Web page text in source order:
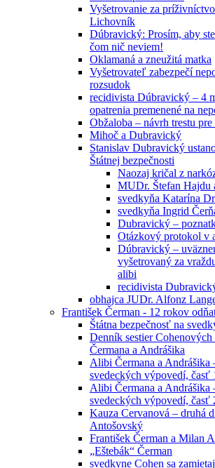
Vyšetrovanie za
Lichovník
Dúbravický: Prosím, aby
čom nič neviem!
Oklamaná a zneužitá matka
Vyšetrovateľ zabezpečí
rozsudok
recidivista Dúbravický – 4
opatrenia premenené na
Obžaloba – návrh trestu
Mihoč a Dubravický
Stanislav Dubravický
Štátnej bezpečnosti
Naozaj kričal z
MUDr. Štefan Hajdu
svedkyňa Katarína
svedkyňa Ingrid
Dubravický –
Otázkový protokol v
Dúbravický –
vyšetrovaný za
alibi
recidivista
obhajca JUDr. Alfonz
František Čerman - 12 rokov
Štátna bezpečnosť na
Denník sestier
Čermana a Andrášika
Alibi Čermana a Andrášika
svedeckých výpovedí, časť
Alibi Čermana a Andrášika
svedeckých výpovedí, časť
Kauza Cervanová – druhá
Antošovský
František Čerman a Milan
„Eštebák“ Čerman
svedkyne Cohen sa